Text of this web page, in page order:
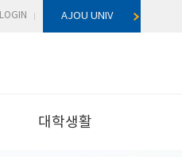
LOGIN AJOU UNIV
대학생활